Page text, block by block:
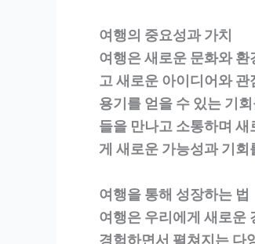
여행의 중요성과 가치
여행은 새로운 문화와
고 새로운 아이디어와
용기를 얻을 수 있는 기
들을 만나고 소통하며
게 새로운 가능성과 기
여행을 통해 성장하는 법
여행은 우리에게 새로운
경험하면서 펼쳐지는 다